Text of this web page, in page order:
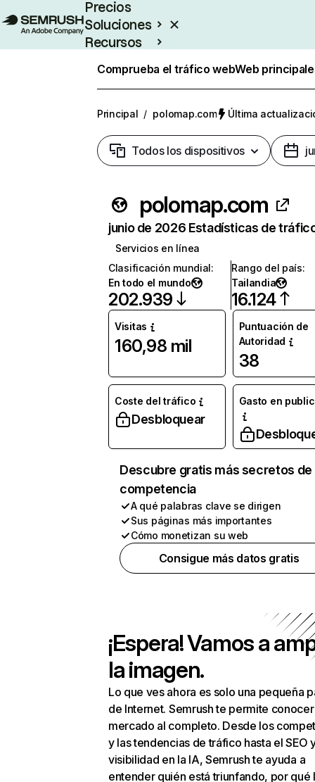
Precios
Soluciones
Recursos
Comprueba el tráfico webWeb
Principal / polomap.com Última
Todos los dispositivos
polomap.com
junio de 2026 Estadísticas de
Servicios en línea
Clasificación mundial:
En todo el mundo
202.939
Rango del país:
Tailandia
16.124
Visitas
160,98 mil
Puntuación de
Autoridad
38
Coste del tráfico
Desbloquear
Gasto en
Descubre gratis más secretos de
competencia
A qué palabras clave se dirigen
Sus páginas más importantes
Cómo monetizan su web
Consigue más datos gratis
¡Espera! Vamos a
la imagen.
Lo que ves ahora es solo una pequeña
de Internet. Semrush te permite
mercado al completo. Desde los
y las tendencias de tráfico hasta el SEO
visibilidad en la IA, Semrush te ayuda a
entender quién está triunfando, por qué